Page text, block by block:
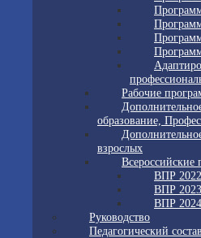
Рабочие
образование,
взрослых
Всероссийские
ВПР 2022
ВПР 2023
ВПР 2024
Руководство
Педагогический состав